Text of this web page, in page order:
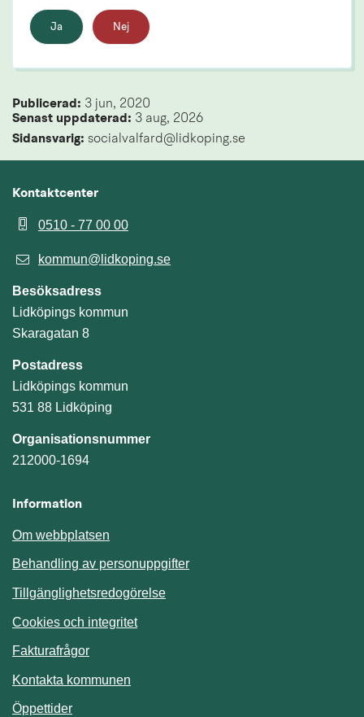
Ja Nej
Publicerad: 3 jun, 2020
Senast uppdaterad: 3 aug, 2026
Sidansvarig: socialvalfard@lidkoping.se
Kontaktcenter
0510 - 77 00 00
kommun@lidkoping.se
Besöksadress
Lidköpings kommun
Skaragatan 8
Postadress
Lidköpings kommun
531 88 Lidköping
Organisationsnummer
212000-1694
Information
Om webbplatsen
Behandling av personuppgifter
Tillgänglighetsredogörelse
Cookies och integritet
Fakturafrågor
Kontakta kommunen
Öppettider